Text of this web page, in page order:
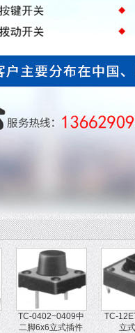
TC-0402~0409中
二脚6x6立式插件
TC-
立